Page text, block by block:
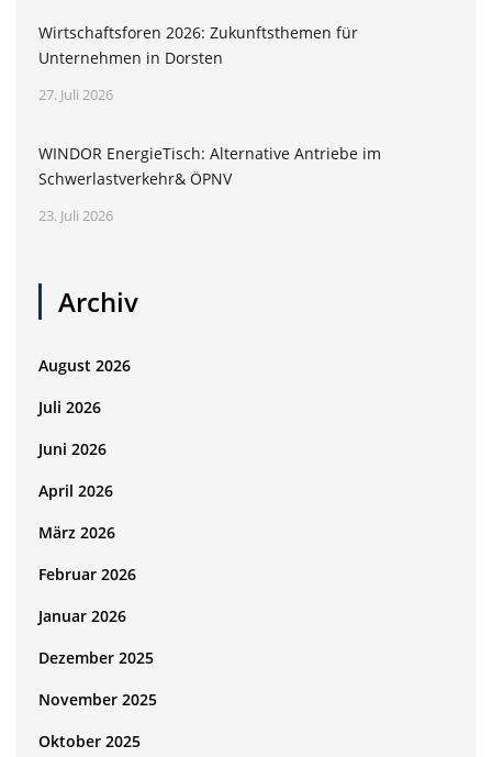
Wirtschaftsforen 2026: Zukunftsthemen für
Unternehmen in Dorsten
27. Juli 2026
WINDOR EnergieTisch: Alternative Antriebe im
Schwerlastverkehr& ÖPNV
23. Juli 2026
Archiv
August 2026
Juli 2026
Juni 2026
April 2026
März 2026
Februar 2026
Januar 2026
Dezember 2025
November 2025
Oktober 2025